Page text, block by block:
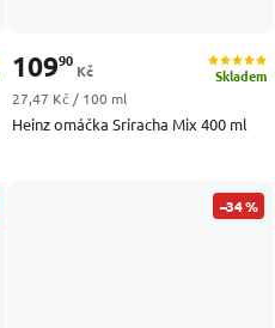
Heinz omáčka Sriracha Mix 400 ml
Skladem
10990
Kč
Měrná cena:
27,47 Kč / 100 ml
–34 %